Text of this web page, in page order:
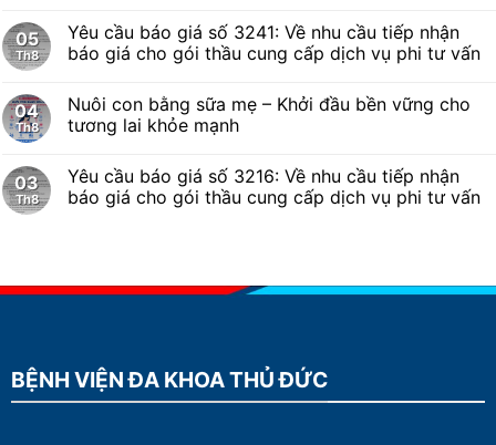
05
Th8
Yêu cầu báo giá số 3241: Về nhu cầu tiếp nhận
báo giá cho gói thầu cung cấp dịch vụ phi tư vấn
04
Th8
Nuôi con bằng sữa mẹ – Khởi đầu bền vững cho
tương lai khỏe mạnh
03
Th8
Yêu cầu báo giá số 3216: Về nhu cầu tiếp nhận
báo giá cho gói thầu cung cấp dịch vụ phi tư vấn
BỆNH VIỆN ĐA KHOA THỦ ĐỨC